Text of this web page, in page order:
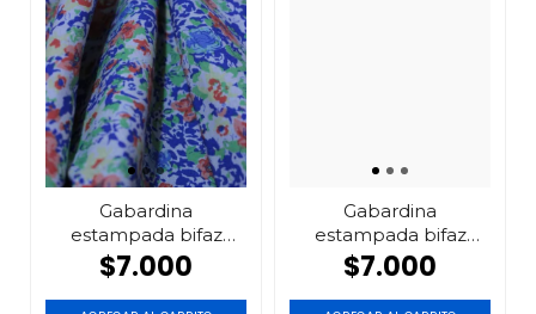
Gabardina
estampada bifaz
flores
$7.000
Gabardina
estampada bifaz
rosa
$7.000